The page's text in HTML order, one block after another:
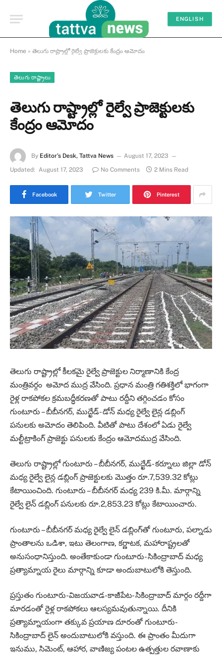
ENGLISH
Home » తెలుగు రాష్ట్రాల్లో రైల్వే ప్రాజెక్టులకు కేంద్రం ఆమోదం
తెలుగు రాష్ట్రాలు
తెలుగు రాష్ట్రాల్లో రైల్వే ప్రాజెక్టులకు
కేంద్రం ఆమోదం
By Editor's Desk, Tattva News
August 17, 2023
Updated: August 17, 2023 No Comments 2 Mins Read
Facebook Twitter Pinterest
తెలుగు రాష్ట్రాల్లో కీలకమై రైల్వే ప్రాజెక్టుల నిర్మాణానికి కేంద్ర
మంత్రివర్గం అమోద ముద్ర వేసింది. ప్రధాన మంత్రి గతిశక్తిలో భాగంగా
రైళ్ల రాకపోకల క్రమబద్ధీకరణతో పాటు రద్దీని తగ్గించడం కోసం
గుంటూరు – బీబీనగర్, ముద్ఖేడ్‌- డోన్‌ మధ్య రైల్వే లైన్ల డబ్లింగ్‌
పనులకు అమోదం తెలిపింది. వీటితో పాటు దేశంలో ఏడు రైల్వే
మల్టీట్రాకింగ్‌ ప్రాజెక్టు పనులకు కేంద్రం ఆమోదముద్ర వేసింది.
తెలుగు రాష్ట్రాల్లో గుంటూరు – బీబీనగర్, ముద్ఖేడ్‌- కర్నూలు జిల్లా డోన్‌
మధ్య రైల్వే లైన్ల డబ్లింగ్‌ ప్రాజెక్టులకు మొత్తం రూ.7,539.32 కోట్లు
కేటాయించింది. గుంటూరు – బీబీనగర్‌ మధ్య 239 కి.మీ. మార్గాన్ని
రైల్వే లైన్‌ డబ్లింగ్‌ పనులకు రూ.2,853.23 కోట్లు కేటాయించారు.
గుంటూరు – బీబీనగర్‌ మధ్య రైల్వే లైన్‌ డబ్లింగ్‌తో గుంటూరు, పల్నాడు
ప్రాంతాలను ఒడిశా, ఇటు తెలంగాణ, కర్ణాటక, మహారాష్ట్రలతో
అనుసంధానిస్తుంది. అంతేకాకుండా గుంటూరు- సికింద్రాబాద్‌ మధ్య
ప్రత్యామ్నాయ రైలు మార్గాన్ని కూడా అందుబాటులోకి తెస్తుంది.
ప్రస్తుతం గుంటూరు-విజయవాడ-కాజీపేట- సికింద్రాబాద్‌ మార్గం రద్దీగా
మారడంతో రైళ్ల రాకపోకలు ఆలస్యమవుతున్నాయి. దీనికి
ప్రత్యామ్నాయంగా తక్కువ ప్రయాణ దూరంతో గుంటూరు-
సికింద్రాబాద్‌ లైన్‌ అందుబాటులోకి వస్తుంది. ఈ ప్రాంతం మీదుగా
ఇనుము, సిమెంట్, ఆహార, వాణిజ్య పంటల ఉత్పత్తుల రవాణాకు